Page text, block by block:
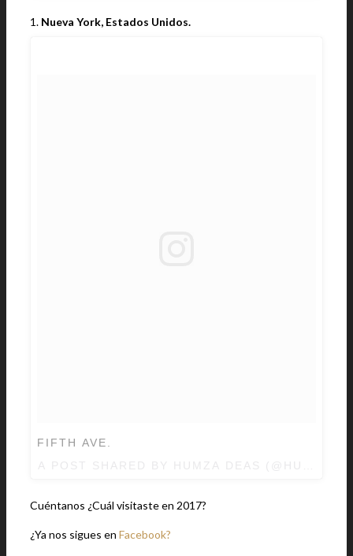
1. Nueva York, Estados Unidos.
FIFTH AVE.
Cuéntanos ¿Cuál visitaste en 2017?
¿Ya nos sigues en Facebook?